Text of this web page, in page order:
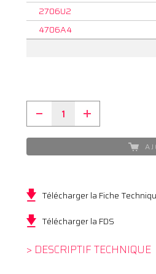
2706U2
4706A4
Télécharger la Fiche
Télécharger la FDS
> DESCRIPTIF TECHNIQUE